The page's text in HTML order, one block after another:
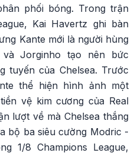
phối bóng. Trong trận
Kai Havertz ghi bàn
Kante mới là người hùng
Jorginho tạo nên bức
tuyến của Chelsea. Trước
thể hiện hình ảnh một
vệ kim cương của Real
lượt về mà Chelsea thắng
bộ ba siêu cường Modric -
1/8 Champions League,